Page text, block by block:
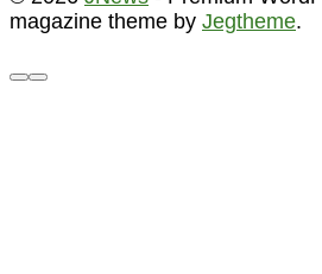
magazine theme by Jegtheme.